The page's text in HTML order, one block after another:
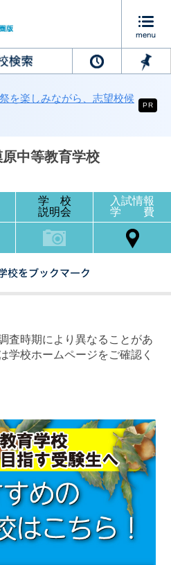
学校
りません
を楽しみながら、志望校候
PR
中等教育学校
学 校
説明会
入試情報
学 費
査時期により異なることがあ
学校ホームページをご確認く